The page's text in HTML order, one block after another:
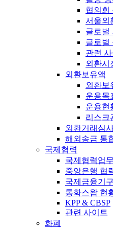
협의회
서울외
글로벌
글로벌
관련
외환시
외환보유액
외환보
운용목
운용현
리스크
외환거래심
해외송금 통
국제협력
국제협력업
중앙은행 협
국제금융기
통화스왑 현
KPP & CBSP
관련 사이트
화폐